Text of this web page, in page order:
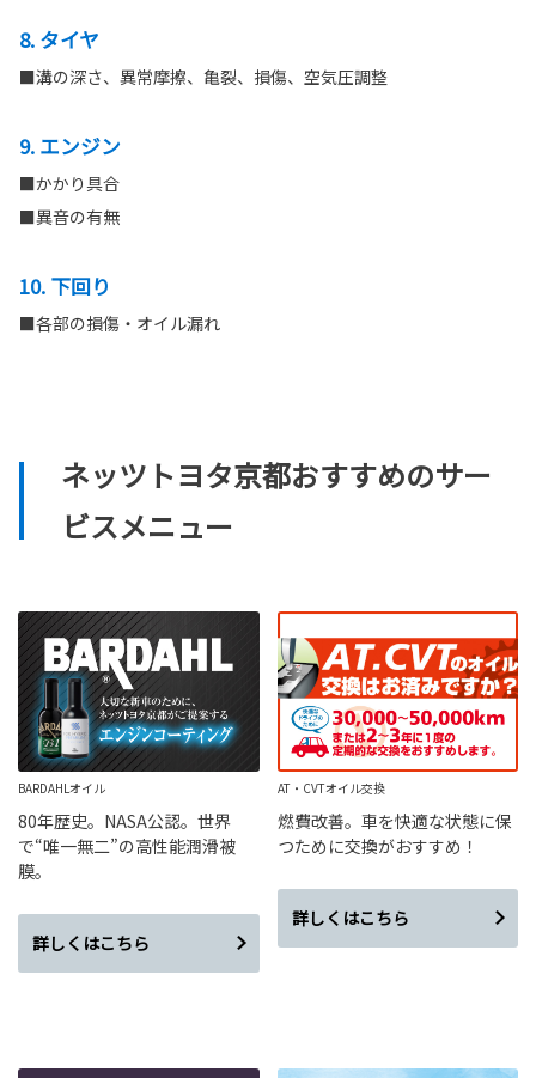
8. タイヤ
■溝の深さ、異常摩擦、亀裂、損傷、空気圧調整
9. エンジン
■かかり具合
■異音の有無
10. 下回り
■各部の損傷・オイル漏れ
ネッツトヨタ京都おすすめのサー
ビスメニュー
BARDAHLオイル
80年歴史。NASA公認。世界
で“唯一無二”の高性能潤滑被
膜。
詳しくはこちら
AT・CVTオイル交換
燃費改善。車を快適な状態に保
つために交換がおすすめ！
詳しくはこちら